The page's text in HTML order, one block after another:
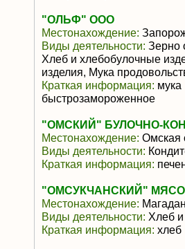
"ОЛЬФ" ООО
Местонахождение:
Виды деятельности: Зерно
Хлеб и хлебобулочные
изделия, Мука
Краткая информация: мука
быстрозамороженное
"ОМСКИЙ" БУЛОЧНО-
Местонахождение: Омская
Виды деятельности:
Краткая информация:
"ОМСУКЧАНСКИЙ"
Местонахождение:
Виды деятельности: Хлеб
Краткая информация: